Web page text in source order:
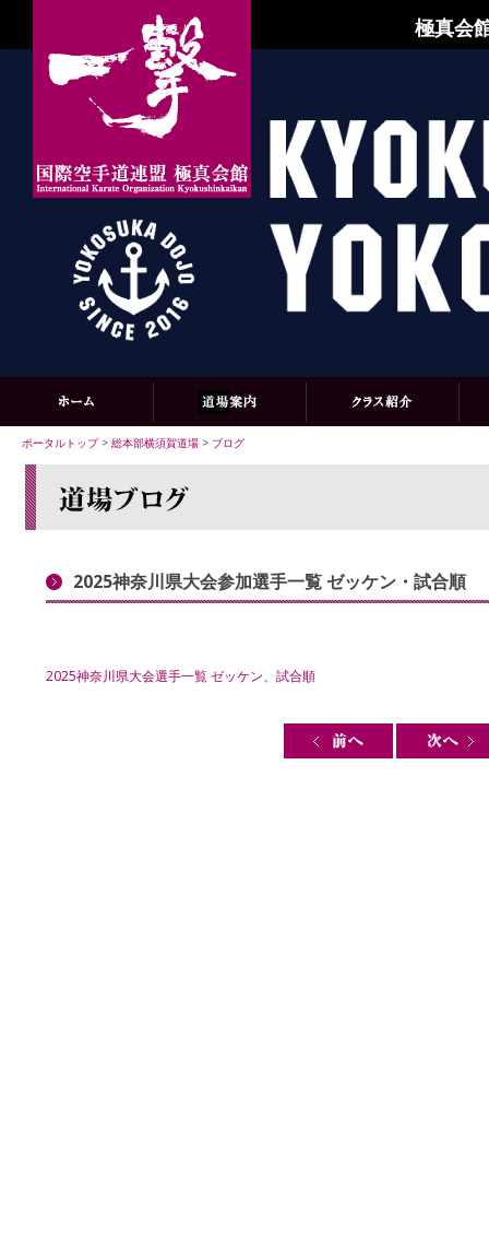
極真会
ポータルトップ> 総本部横須賀道場 > ブログ
2025神奈川県大会参加選手一覧 ゼッケン・試合順
2025神奈川県大会選手一覧 ゼッケン、試合順